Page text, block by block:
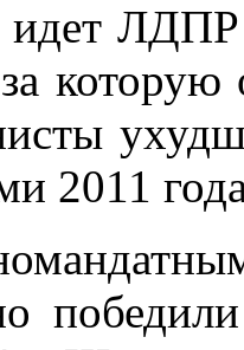
ЛДПР
которую
2011